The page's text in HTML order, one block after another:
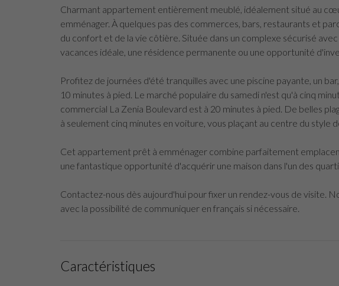
Charmant appartement entièrement meublé, idéalement situé au
emménager. À quelques pas des commerces, bars, restaurants et
du confort et de la vie côtière. Située dans un complexe sécurisé
vacances idéale, une résidence permanente ou une opportunité
Profitez de journées d'été tranquilles avec une piscine payante, un
10 minutes à pied. Le marché populaire du samedi n'est qu'à cinq
commercial La Zenia Boulevard est à 20 minutes à pied. De belles
à seulement cinq minutes en voiture, vous plaçant au centre du style
Cet appartement prêt à emménager combine parfaitement
une fantastique opportunité d'acquérir une maison dans l'un des
Contactez-nous dès aujourd'hui pour fixer un rendez-vous de visite.
avec la possibilité de communiquer en français si nécessaire.
Caractéristiques